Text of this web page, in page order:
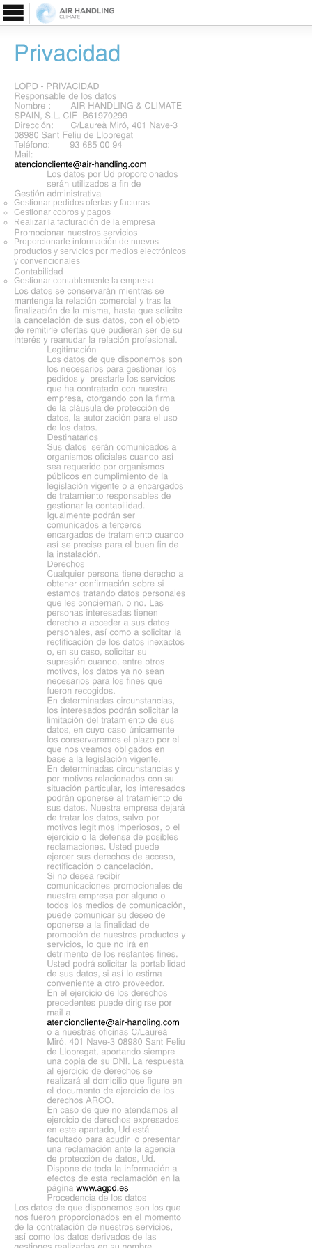
Gestionar pedidos ofertas y facturas
Gestionar cobros y pagos
Realizar la facturación de la empresa
Proporcionarle información de nuevos
productos y servicios por medios electrónicos
y convencionales
Gestionar contablemente la empresa